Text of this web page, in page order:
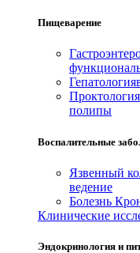
Пищеварение
Гепатология
Проктология
полипы
Воспалительные
Язвенный
ведение
Болезнь
Клинические
Эндокринология и